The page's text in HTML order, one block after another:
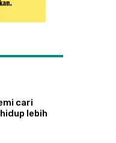
cari
lebih